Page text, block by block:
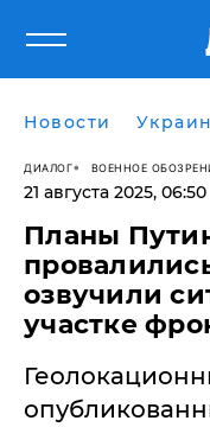
Новости
ДИАЛОГ ВОЕННОЕ
21 августа 2025, 06:50
​Планы
озвучили
участке